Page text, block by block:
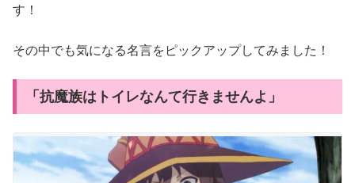
す！
その中でも気になる名言をピックアップしてみました！
「抗魔族はトイレなんて行きませんよ」